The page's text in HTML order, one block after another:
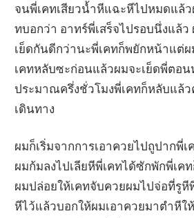
จนพี่เคทเสียวน้ำหีแฉะหีไปหมดแล้ว
ทบอกว่า อาทร์พี่เสร็จไปรอบนึ่งแล้ว
เย็ดกันดีกว่านะพี่เคทก็พยักหน้าแต่
เคทหลับซะก่อนแล้วผมจะเย็ดพี่ตอ
ประมาณครึ่งชั่วโมงพี่เคทก็หลับแล้ว
เดินทาง
ผมก็เริ่มจากการเอาควยไปถูปากพี่
ผมก้มลงไปเลียหีพี่เคทได้ซักพักพี่เค
ผมปล่อยให้เคทจับควยผมไปจ่อที่รูหี
หีไว้แล้วบอกให้ผมเอาควยมาตำหีใ